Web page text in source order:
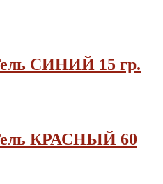
СИНИЙ 15 гр.
КРАСНЫЙ 60